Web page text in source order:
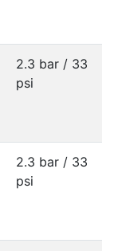
2.3 bar / 33
psi
2.3 bar / 33
psi